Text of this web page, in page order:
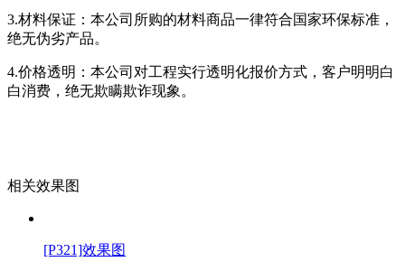
3.材料保证：本公司所购的材料商品一律符合国家环保标准，
绝无伪劣产品。
4.价格透明：本公司对工程实行透明化报价方式，客户明明白
白消费，绝无欺瞒欺诈现象。
相关效果图
[P321]效果图